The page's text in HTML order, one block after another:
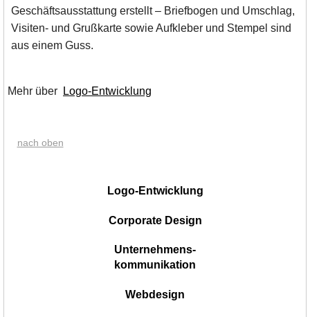
Geschäftsausstattung erstellt – Briefbogen und Umschlag,
Visiten- und Grußkarte sowie Aufkleber und Stempel sind
aus einem Guss.
Mehr über Logo-Entwicklung
nach oben
Logo-Entwicklung
Corporate Design
Unternehmens-
kommunikation
Webdesign